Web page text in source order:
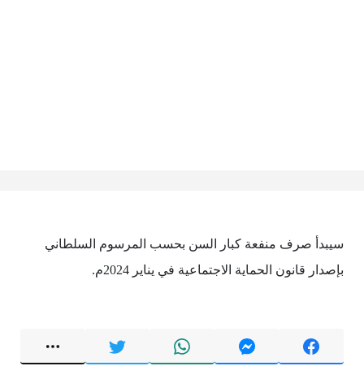
سيبدأ صرف منفعة كبار السن بحسب المرسوم السلطاني
بإصدار قانون الحماية الاجتماعية في يناير 2024م.